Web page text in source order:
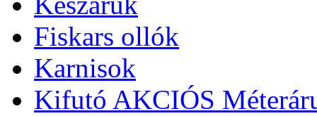
Fiskars ollók
Karnisok
Kifutó AKCIÓS